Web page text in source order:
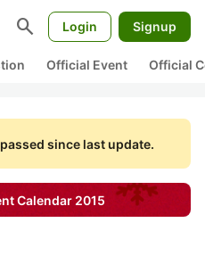
search Login Signup
Official Event Official
since last update.
Calendar 2015